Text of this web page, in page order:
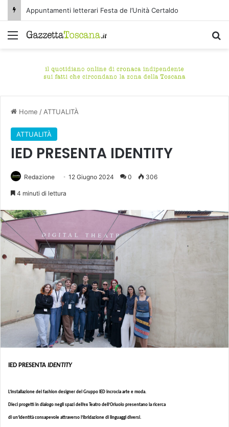
Appuntamenti letterari Festa de l’Unità Certaldo
Menu
Home / ATTUALITÀ
ATTUALITÀ
IED PRESENTA IDENTITY
Redazione 12 Giugno 2024 0 306
4 minuti di lettura
IED PRESENTA IDENTITY
L’installazione dei fashion designer del Gruppo IED incrocia arte e moda.
Dieci progetti in dialogo negli spazi dell’ex Teatro dell’Oriuolo presentano la ricerca
di un’identità consapevole attraverso l’ibridazione di linguaggi diversi.